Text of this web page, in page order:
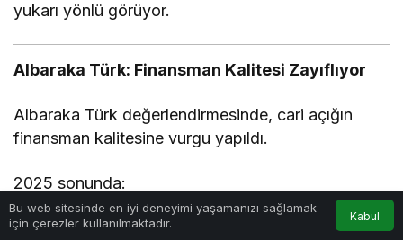
yukarı yönlü görüyor.
Albaraka Türk: Finansman Kalitesi Zayıflıyor
Albaraka Türk değerlendirmesinde, cari açığın
finansman kalitesine vurgu yapıldı.
2025 sonunda:
Net doğrudan yatırımlar %35,5 azalarak 3,2
Bu web sitesinde en iyi deneyimi yaşamanızı sağlamak
için çerezler kullanılmaktadır.
Kabul